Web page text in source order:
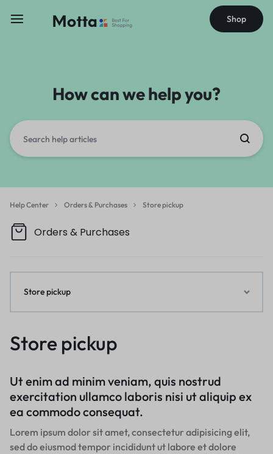
Shop
How can we help you?
Help Center Orders & Purchases Store pickup
Orders & Purchases
Store pickup
Ut enim ad minim veniam, quis nostrud
exercitation ullamco laboris nisi ut aliquip ex
ea commodo consequat.
Lorem ipsum dolor sit amet, consectetur adipisicing elit,
sed do eiusmod tempor incididunt ut labore et dolore
Store pickup